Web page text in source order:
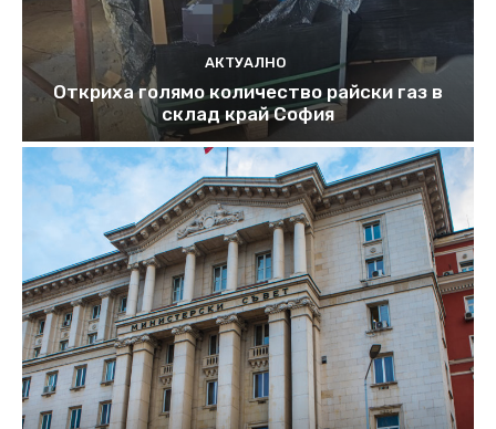
АКТУАЛНО
Откриха голямо количество райски газ в
склад край София